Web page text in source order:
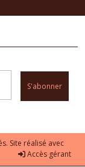
S'abonner
Site réalisé avec
Accès gérant